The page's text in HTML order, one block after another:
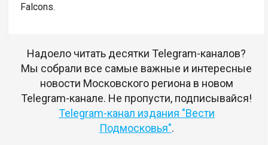
Falcons.
Надоело читать десятки Telegram-каналов?
Мы собрали все самые важные и интересные
новости Московского региона в новом
Telegram-канале. Не пропусти, подписывайся!
Telegram-канал издания "Вести
Подмосковья".